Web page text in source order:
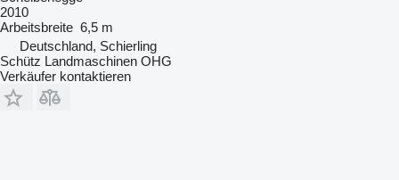
2010
Arbeitsbreite 6,5 m
Deutschland, Schierling
Schütz Landmaschinen OHG
Verkäufer kontaktieren